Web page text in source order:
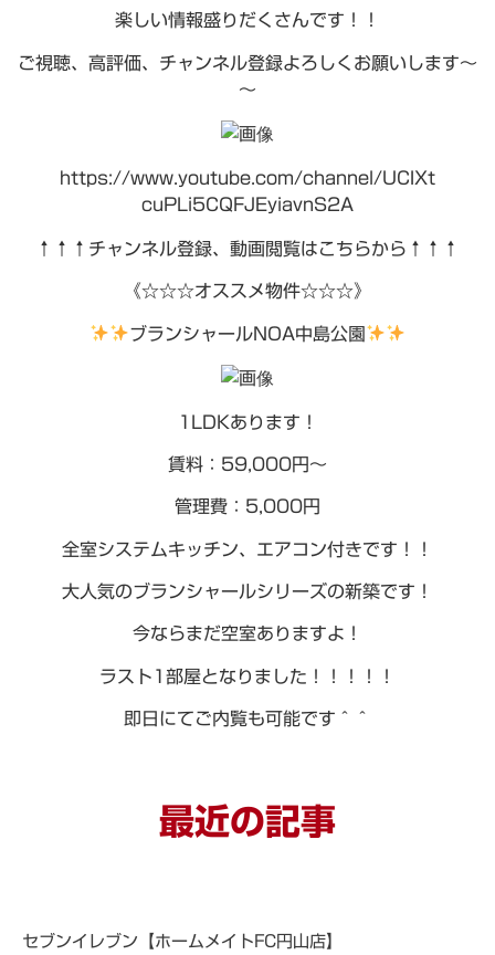
楽しい情報盛りだくさんです！！
ご視聴、高評価、チャンネル登録よろしくお願いします～
～
https://www.youtube.com/channel/UCIXt
cuPLi5CQFJEyiavnS2A
↑↑↑チャンネル登録、動画閲覧はこちらから↑↑↑
《☆☆☆オススメ物件☆☆☆》
ブランシャールNOA中島公園
1LDKあります！
賃料：59,000円～
管理費：5,000円
全室システムキッチン、エアコン付きです！！
大人気のブランシャールシリーズの新築です！
今ならまだ空室ありますよ！
ラスト1部屋となりました！！！！！
即日にてご内覧も可能です＾＾
最近の記事
セブンイレブン【ホームメイトFC円山店】